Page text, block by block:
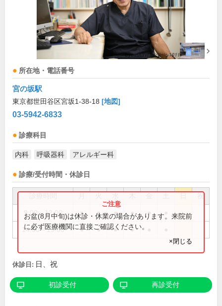
所在地・電話番号
宮の坂駅
東京都世田谷区宮坂1-38-18 [地図]
03-5942-6833
診療科目
内科 呼吸器科 アレルギー科
診療/受付時間・休診日
祝
9:00～12:00 ● ● ● ● ●
14:00～19:00 ● ● ● ●
お盆(8月中旬)は休診・休業の場合があります。来院前
に必ず医療機関に直接ご確認ください。
×閉じる
休診日: 日、祝
初診受付 再診受付